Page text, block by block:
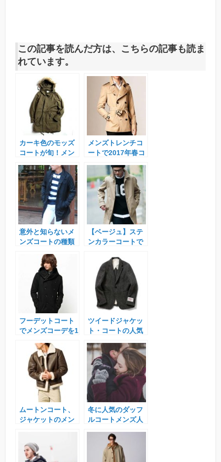
この記事を読んだ方は、こちらの記事も読ま
れています。
カーキ色のモッズ
コートが旬！メン
ィネート
メンズトレンチコ
ートで2017年春コ
意外と知らないメ
ンズコートの種類
【ベージュ】ステ
ンカラーコートで
コーディネート
フーデットコート
でメンズコーデを1
ツイードジャケッ
ト・コートの人気
コーデ特集
ムートンコート、
ジャケットのメン
冬に人気のダッフ
ルコートメンズ人